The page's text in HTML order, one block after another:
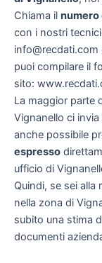
Chiama il numero
con i nostri tecnici
info@recdati.com
puoi compilare il
sito:
La maggior parte
Vignanello ci
anche possibile
espresso
ufficio di
Quindi, se sei alla
nella zona di
subito una stima
documenti